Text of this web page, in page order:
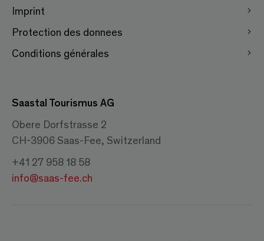
Imprint
Protection des donnees
Conditions générales
Saastal Tourismus AG
Obere Dorfstrasse 2
CH-3906 Saas-Fee, Switzerland
+41 27 958 18 58
info@saas-fee.ch